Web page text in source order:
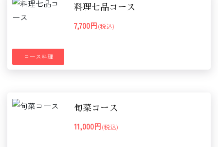
コース料理
料理七品コース
7,700円(税込)
旬菜コース
11,000円(税込)